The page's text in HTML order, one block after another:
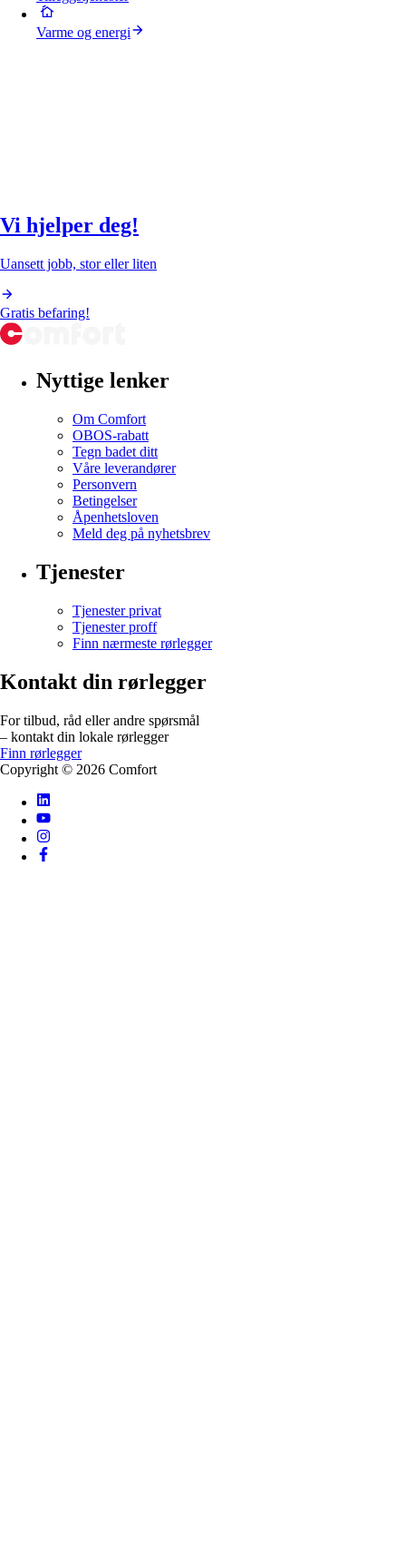
Varme og energi
Vi hjelper deg!
Uansett jobb, stor eller liten
Gratis befaring!
Nyttige lenker
Om Comfort
OBOS-rabatt
Tegn badet ditt
Våre leverandører
Personvern
Betingelser
Åpenhetsloven
Meld deg på nyhetsbrev
Tjenester
Tjenester privat
Tjenester proff
Finn nærmeste rørlegger
Kontakt din rørlegger
For tilbud, råd eller andre spørsmål
– kontakt din lokale rørlegger
Finn rørlegger
Copyright © 2026 Comfort